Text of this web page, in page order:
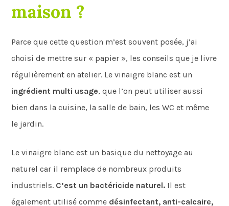
maison ?
Parce que cette question m’est souvent posée, j’ai
choisi de mettre sur « papier », les conseils que je livre
régulièrement en atelier. Le vinaigre blanc est un
ingrédient multi usage, que l’on peut utiliser aussi
bien dans la cuisine, la salle de bain, les WC et même
le jardin.
Le vinaigre blanc est un basique du nettoyage au
naturel car il remplace de nombreux produits
industriels. C’est un bactéricide naturel. Il est
également utilisé comme désinfectant, anti-calcaire,